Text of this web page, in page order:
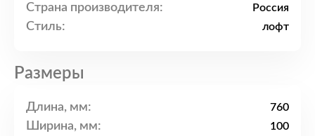
Страна производителя: Россия
Стиль: лофт
Размеры
Длина, мм: 760
Ширина, мм: 100